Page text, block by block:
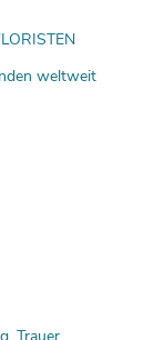
weltweit